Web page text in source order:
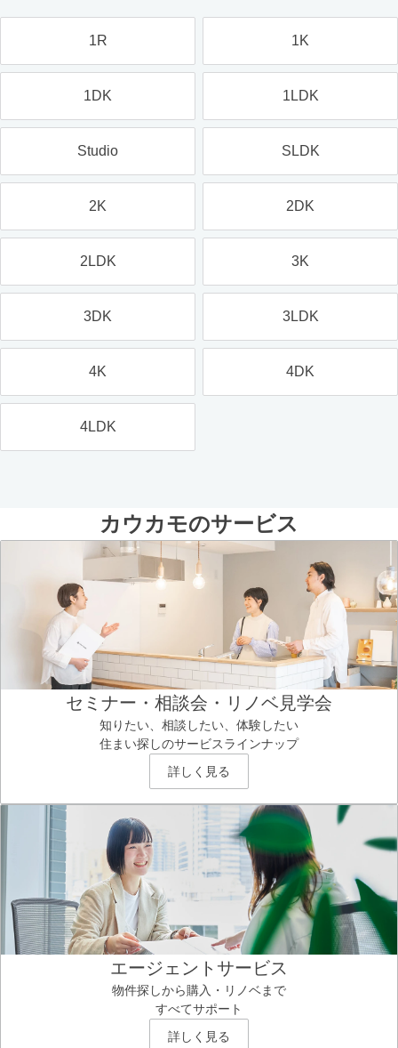
1R 1K
1DK 1LDK
Studio SLDK
2K 2DK
2LDK 3K
3DK 3LDK
4K 4DK
4LDK
カウカモのサービス
セミナー・相談会・リノベ見学会
知りたい、相談したい、体験したい
住まい探しのサービスラインナップ
詳しく見る
エージェントサービス
物件探しから購入・リノベまで
すべてサポート
詳しく見る